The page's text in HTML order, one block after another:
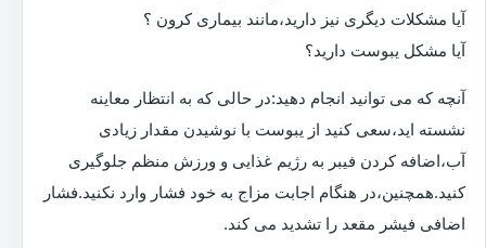
آیا مشکلات دیگری نیز دارید،مانند بیماری کرون ؟
آیا مشکل یبوست دارید؟
آنچه که می توانید انجام دهید:در حالی که به انتظار معاینه
نشسته اید،سعی کنید از یبوست با نوشیدن مقدار زیادی
آب،اضافه کردن فیبر به رژیم غذایی و ورزش منظم جلوگیری
کنید.همچنین،در هنگام اجابت مزاج به خود فشار وارد نکنید.فشار
اضافی فیشر مقعد را تشدید می کند.